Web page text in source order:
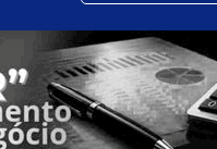
Buscar